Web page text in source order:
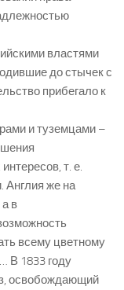
властями
до стычек с
прибегало к
и туземцами –
т. е.
Англия же на
в
всему цветному
В 1833 году
освобождающий